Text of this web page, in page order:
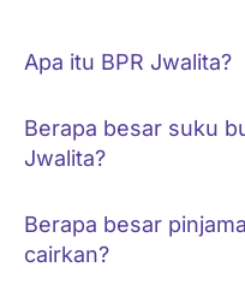
Apa itu BPR Jwalita?
Berapa besar suku
Jwalita?
Berapa besar
cairkan?